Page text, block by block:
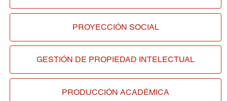
PROYECCIÓN SOCIAL
GESTIÓN DE PROPIEDAD INTELECTUAL
PRODUCCIÓN ACADÉMICA